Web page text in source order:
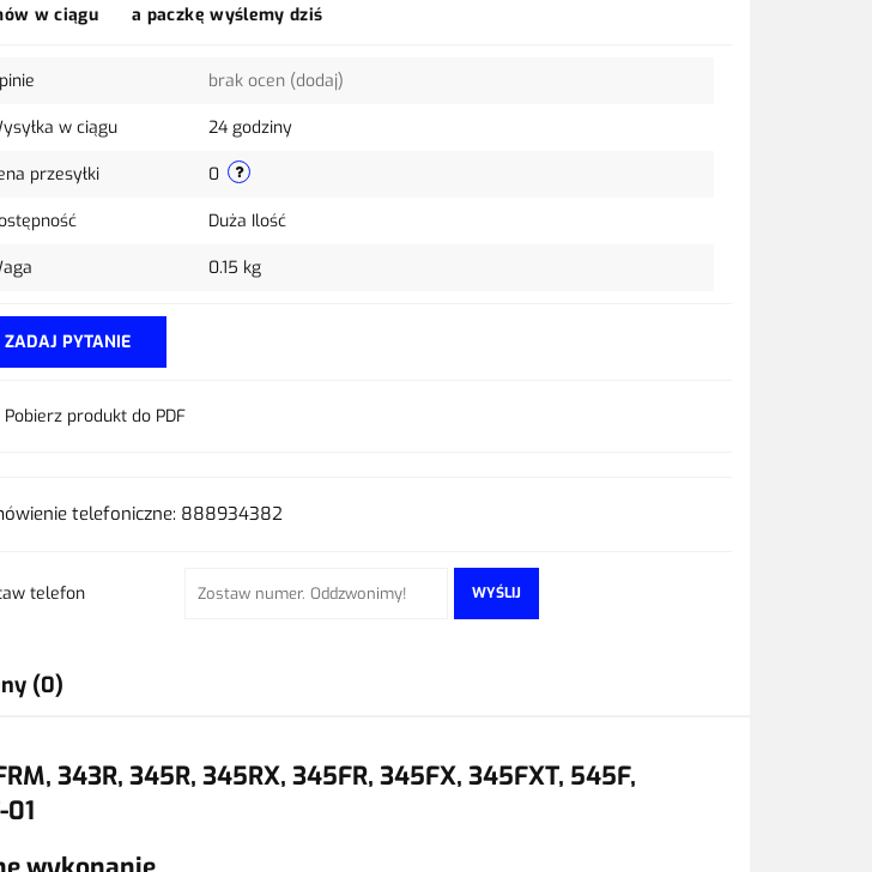
w ciągu a paczkę wyślemy dziś
brak ocen (dodaj)
w ciągu 24 godziny
przesyłki 0
Duża Ilość
0.15 kg
ZADAJ PYTANIE
Pobierz produkt do PDF
telefoniczne: 888934382
telefon WYŚLIJ
(0)
343R, 345R, 345RX, 345FR, 345FX, 345FXT, 545F,